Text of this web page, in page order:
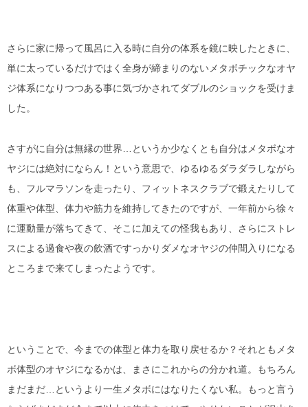
さらに家に帰って風呂に入る時に自分の体系を鏡に映したときに、
単に太っているだけではく全身が締まりのないメタボチックなオヤ
ジ体系になりつつある事に気づかされてダブルのショックを受けま
した。
さすがに自分は無縁の世界…というか少なくとも自分はメタボなオ
ヤジには絶対にならん！という意思で、ゆるゆるダラダラしながら
も、フルマラソンを走ったり、フィットネスクラブで鍛えたりして
体重や体型、体力や筋力を維持してきたのですが、一年前から徐々
に運動量が落ちてきて、そこに加えての怪我もあり、さらにストレ
スによる過食や夜の飲酒ですっかりダメなオヤジの仲間入りになる
ところまで来てしまったようです。
ということで、今までの体型と体力を取り戻せるか？それともメタ
ボ体型のオヤジになるかは、まさにこれからの分かれ道。もちろん
まだまだ…というより一生メタボにはなりたくない私。もっと言う